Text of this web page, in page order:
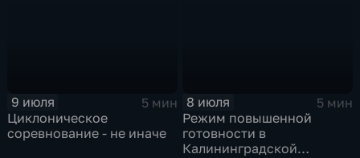
9 июля
5 мин
Циклоническое
соревнование - не иначе
8 июля
5 мин
Режим повышенной
готовности в
Калининградской